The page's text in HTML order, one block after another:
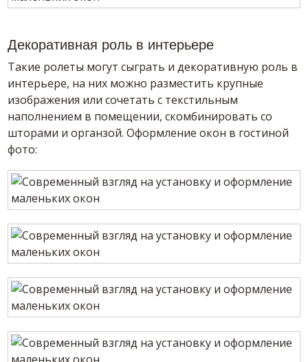
Декоративная роль в интерьере
Такие ролеты могут сыграть и декоративную роль в
интерьере, на них можно разместить крупные
изображения или сочетать с текстильным
наполнением в помещении, скомбинировать со
шторами и органзой. Оформление окон в гостиной
фото: